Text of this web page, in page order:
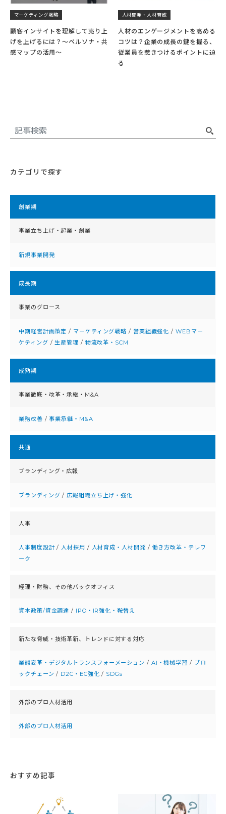
マーケティング戦略
顧客インサイトを理解して売り上
げを上げるには？～ペルソナ・共
感マップの活用～
人材開発・人材育成
人材のエンゲージメントを高める
コツは？企業の成長の鍵を握る、
従業員を惹きつけるポイントに迫
る
カテゴリで探す
創業期
事業立ち上げ・起業・創業
新規事業開発
成⻑期
事業のグロース
中期経営計画策定 / マーケティング戦略 / 営業組織強化 / WEBマー
ケティング /生産管理 / 物流改革・SCM
成熟期
事業徹底・改⾰・承継・M&A
業務改善 /事業承継・M&A
共通
ブランディング・広報
ブランディング /広報組織立ち上げ・強化
人事
人事制度設計/ 人材採用 / 人材育成・人材開発/働き方改革・テレワ
ーク
経理・財務、 その他バックオフィス
資本政策/資金調達 / IPO・IR強化・鞍替え
新たな脅威・技術革新、 トレンドに対する対応
業態変革・デジタルトランスフォーメーション / AI・機械学習 / ブロ
ックチェーン / D2C・EC強化 / SDGs
外部のプロ人材活用
外部のプロ人材活用
おすすめ記事